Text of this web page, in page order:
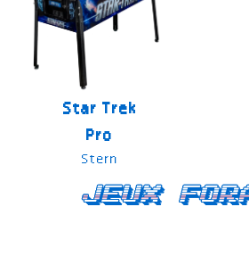
Star Trek
Pro
Stern
Jeux